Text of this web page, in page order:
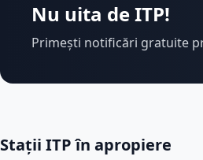
Nu uita de ITP!
Primești notificări gratuite
Stații ITP în apropiere